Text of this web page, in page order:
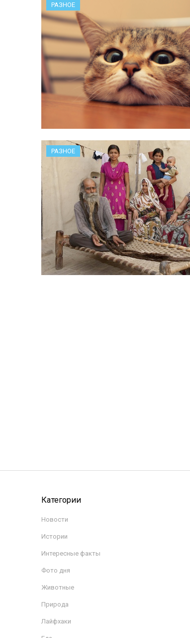
РАЗНОЕ
РАЗНОЕ
Категории
Новости
Истории
Интересные факты
Фото дня
Животные
Природа
Лайфхаки